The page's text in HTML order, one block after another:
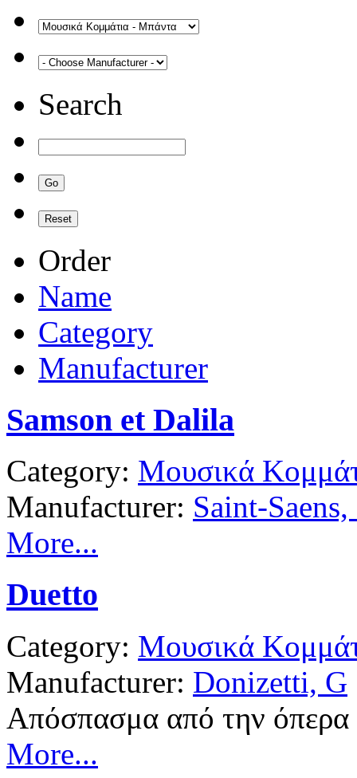
Search
Order
Name
Category
Manufacturer
Samson et Dalila
Category: Μουσικά
Manufacturer: Saint-Saens,
More...
Duetto
Category: Μουσικά
Manufacturer: Donizetti, G
Απόσπασμα από την
More...